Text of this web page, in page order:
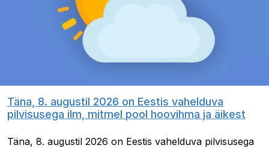
Täna, 8. augustil 2026 on Eestis vahelduva
pilvisusega ilm, mitmel pool hoovihma ja äikest
Täna, 8. augustil 2026 on Eestis vahelduva pilvisusega